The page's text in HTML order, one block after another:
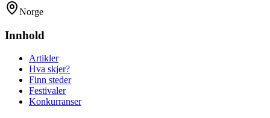
Norge
Innhold
Artikler
Hva skjer?
Finn steder
Festivaler
Konkurranser